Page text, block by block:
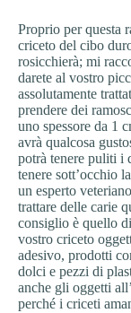
Proprio per questa
criceto del cibo
rosicchierà; mi
darete al vostro
assolutamente
prendere dei
uno spessore da 1
avrà qualcosa
potrà tenere puliti i
tenere sott’occhio
un esperto
trattare delle carie
consiglio è quello
vostro criceto
adesivo, prodotti
dolci e pezzi di
anche gli oggetti
perché i criceti